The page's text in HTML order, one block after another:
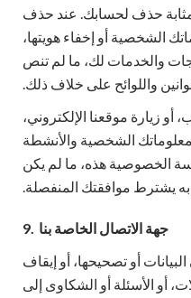
حذف لحسابك. عند حذف
الشخصية أو إخفاء هويتها،
والخدمات لك، ما لم تنص
واللوائح على خلاف ذلك.
أو زيارة موقعنا الإلكتروني،
الشخصية والأنشطة
الخصوصية هذه، ما لم يكن
به يشترط موافقتك المنفصلة.
9. جهة الاتصال الخاصة بنا
أو تصحيحها، أو إيقاف
أو الأسئلة أو الشكاوى إلى